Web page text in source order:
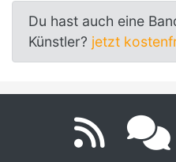
Du hast auch eine
Künstler? jetzt